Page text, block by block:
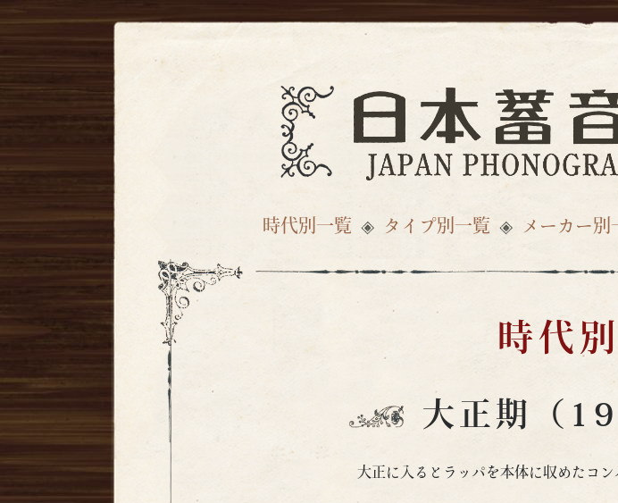
時代別一覧 タイプ別一覧 メーカー別
時代
大正期（
大正に入るとラッパを本体に収めたコ